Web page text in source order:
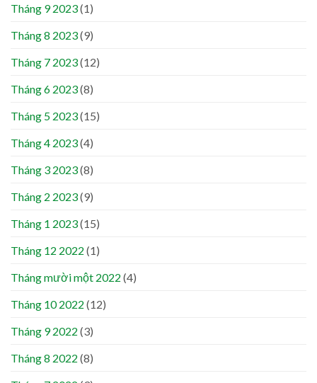
Tháng 9 2023(1)
Tháng 8 2023(9)
Tháng 7 2023(12)
Tháng 6 2023(8)
Tháng 5 2023(15)
Tháng 4 2023(4)
Tháng 3 2023(8)
Tháng 2 2023(9)
Tháng 1 2023(15)
Tháng 12 2022 (1)
Tháng mười một 2022 (4)
Tháng 10 2022 (12)
Tháng 9 2022 (3)
Tháng 8 2022 (8)